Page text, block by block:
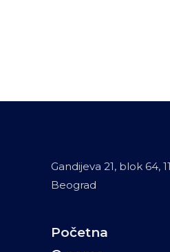
Gandijeva 21, blok 64,
Beograd
Početna